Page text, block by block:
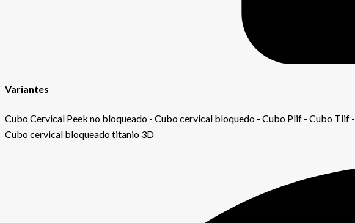
Variantes
Cubo Cervical Peek no bloqueado - Cubo cervical bloquedo - Cubo Plif - Cubo Tlif -
Cubo cervical bloqueado titanio 3D